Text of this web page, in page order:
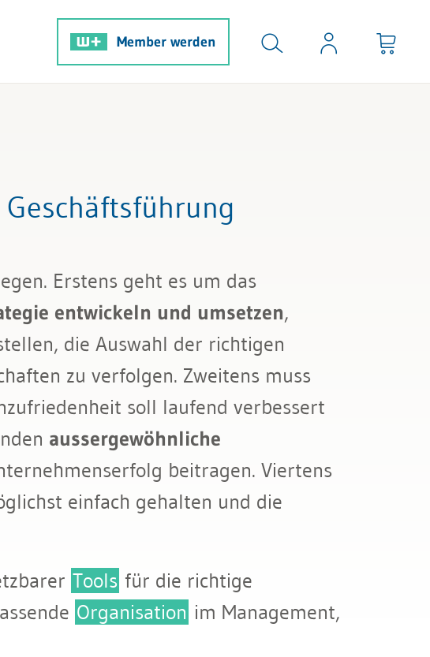
Member werden
Erstens geht es um das
entwickeln und umsetzen,
die Auswahl der richtigen
zu verfolgen. Zweitens muss
soll laufend verbessert
aussergewöhnliche
beitragen. Viertens
einfach gehalten und die
Tools für die richtige
Organisation im Management,